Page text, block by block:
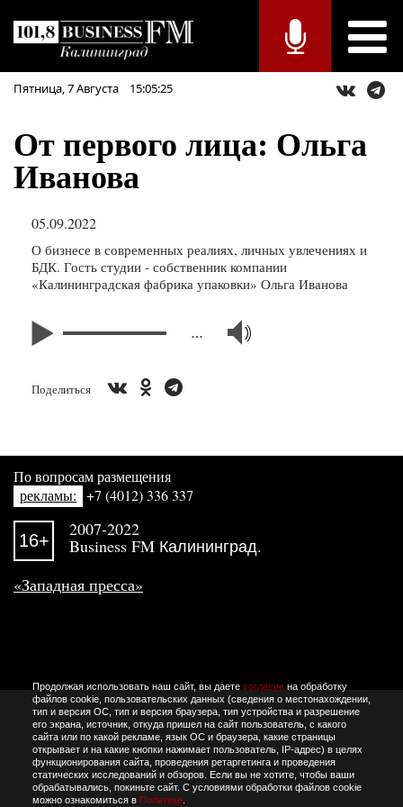
Пятница,7Августа 15:05:25
От первого лица: Ольга
Иванова
05.09.2022
О бизнесе в современных реалиях, личных увлечениях и
БДК. Гость студии - собственник компании
«Калининградская фабрика упаковки» Ольга Иванова
…
Поделиться
Продолжая использовать наш сайт, вы даете согласиена обработку
файлов cookie, пользовательских данных (сведения о местонахождении,
тип и версия ОС, тип и версия браузера, тип устройства и разрешение
его экрана, источник, откуда пришел на сайт пользователь, с какого
сайта или по какой рекламе, язык ОС и браузера, какие страницы
открывает и на какие кнопки нажимает пользователь, IP-адрес) в целях
функционирования сайта, проведения ретаргетинга и проведения
статических исследований и обзоров. Если вы не хотите, чтобы ваши
обрабатывались, покиньте сайт. С условиями обработки файлов cookie
можно ознакомиться в Политике.
По вопросам размещения
рекламы: +7 (4012) 336 337
16+
2007-2022
Business FM Калининград.
«Западная пресса»